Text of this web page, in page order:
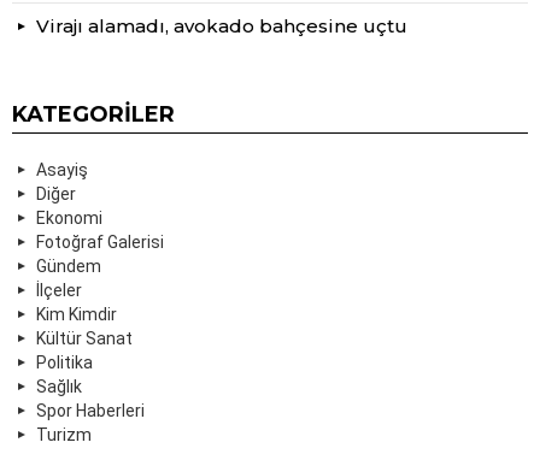
Virajı alamadı, avokado bahçesine uçtu
KATEGORILER
Asayiş
Diğer
Ekonomi
Fotoğraf Galerisi
Gündem
İlçeler
Kim Kimdir
Kültür Sanat
Politika
Sağlık
Spor Haberleri
Turizm